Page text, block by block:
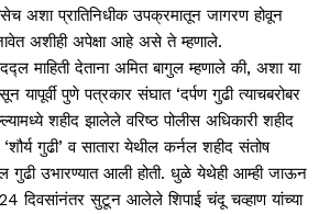
अशा प्रातिनिधीक उपक्रमातून जागरण होवून
अशीही अपेक्षा आहे असे ते म्हणाले.
देताना अमित बागुल म्हणाले की, अशा या
पुणे पत्रकार संघात ‘दर्पण गुढी त्याचबरोबर
शहीद झालेले वरिष्ठ पोलीस अधिकारी शहीद
गुढी’ व सातारा येथील कर्नल शहीद संतोष
गुढी उभारण्यात आली होती. धुळे येथेही आम्ही जाऊन
124 दिवसांनंतर सुटून आलेले शिपाई चंदू चव्हाण यांच्या